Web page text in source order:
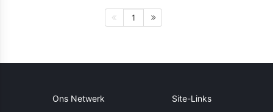
1
Ons Netwerk Site-Links